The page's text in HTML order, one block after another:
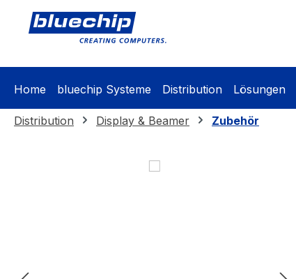
Zur Hauptnavigation springen
Home bluechip Systeme Distribution Lösungen
Distribution Display & Beamer Zubehör
Bildergalerie überspringen